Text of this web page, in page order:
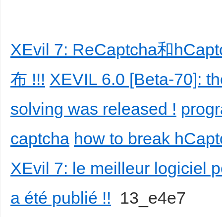
XEvil 7: ReCaptcha和
布 !!! XEVIL 6.0 [Beta-70]:
solving was released !
captcha how to break
XEvil 7: le meilleur logiciel
a été publié !! 13_e4e7